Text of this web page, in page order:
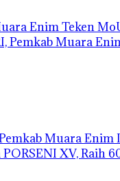
Enim Teken
Muara